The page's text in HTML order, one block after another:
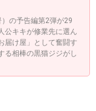
の予告編第2弾が29
公キキが修業先に選ん
届け屋」として奮闘す
る相棒の黒猫ジジがし